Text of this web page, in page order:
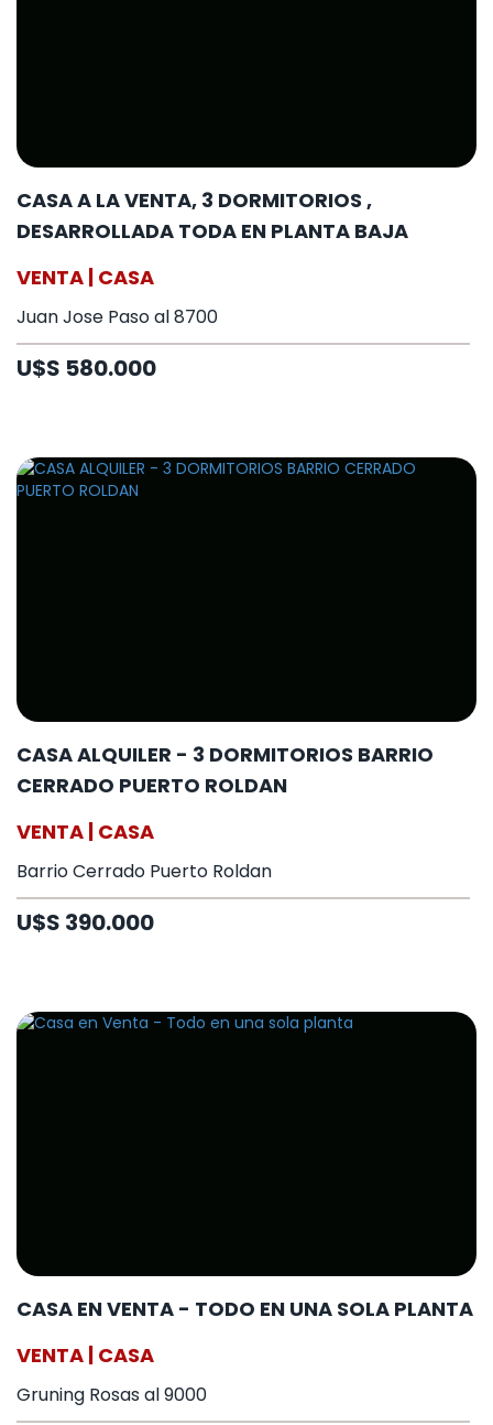
CASA A LA VENTA, 3 DORMITORIOS ,
DESARROLLADA TODA EN PLANTA BAJA
VENTA | CASA
Juan Jose Paso al 8700
U$S 580.000
CASA ALQUILER - 3 DORMITORIOS BARRIO
CERRADO PUERTO ROLDAN
VENTA | CASA
Barrio Cerrado Puerto Roldan
U$S 390.000
CASA EN VENTA - TODO EN UNA SOLA PLANTA
VENTA | CASA
Gruning Rosas al 9000